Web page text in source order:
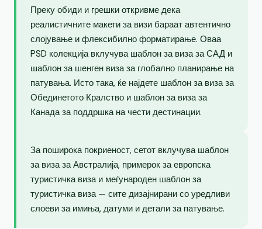
Преку обиди и грешки откривме дека
реалистичните макети за визи бараат автентично
слојување и флексибилно форматирање. Оваа
PSD колекција вклучува шаблон за виза за САД и
шаблон за шенген виза за глобално планирање на
патувања. Исто така, ќе најдете шаблон за виза за
Обединетото Кралство и шаблон за виза за
Канада за поддршка на чести дестинации.
За поширока покриеност, сетот вклучува шаблон
за виза за Австралија, примерок за европска
туристичка виза и меѓународен шаблон за
туристичка виза — сите дизајнирани со уредливи
слоеви за имиња, датуми и детали за патување.